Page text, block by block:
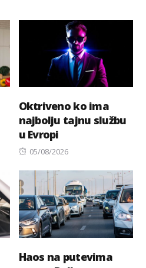
Oktriveno ko ima
najbolju tajnu službu
u Evropi
Posted
05/08/2026
Haos na putevima